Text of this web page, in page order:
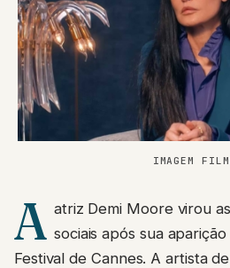
IMAGEM
A atriz Demi Moore virou
sociais após sua
Festival de Cannes. A artista